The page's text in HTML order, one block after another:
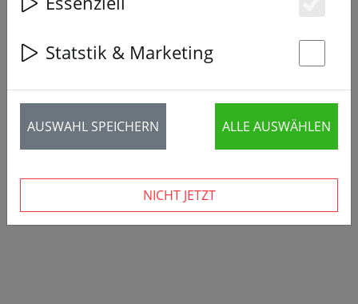
Statstik & Marketing
AUSWAHL SPEICHERN ALLE AUSWÄHLEN
NICHT JETZT